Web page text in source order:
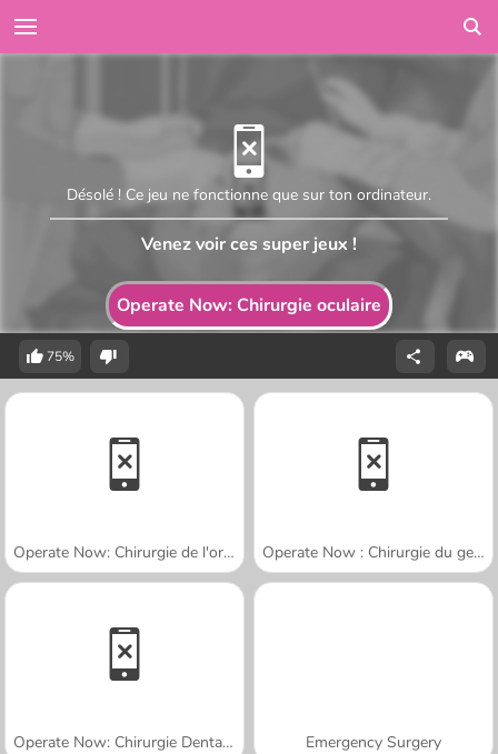
Operate Now: Chirurgie oculaire
Désolé ! Ce jeu ne fonctionne que sur ton ordinateur.
Venez voir ces super jeux !
75%
Operate Now: Chirurgie de l'oreille Operate Now : Chirurgie du genou
Operate Now: Chirurgie Dentaire Emergency Surgery